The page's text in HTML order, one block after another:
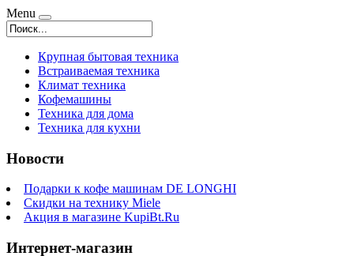
Menu
Крупная бытовая техника
Встраиваемая техника
Климат техника
Кофемашины
Техника для дома
Техника для кухни
Новости
Подарки к кофе машинам DE LONGHI
Скидки на технику Miele
Акция в магазине KupiBt.Ru
Интернет-магазин